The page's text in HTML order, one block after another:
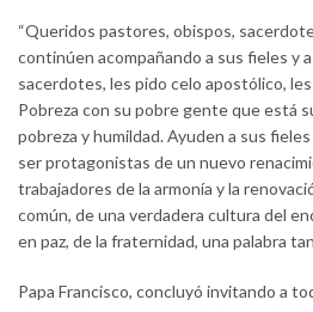
“Queridos pastores, obispos,
continúen acompañando a sus fieles y
sacerdotes, les pido celo apostólico,
Pobreza con su pobre gente que está
pobreza y humildad. Ayuden a sus
ser protagonistas de un nuevo
trabajadores de la armonía y la
común, de una verdadera cultura del
en paz, de la fraternidad, una palabra
Papa Francisco, concluyó invitando a